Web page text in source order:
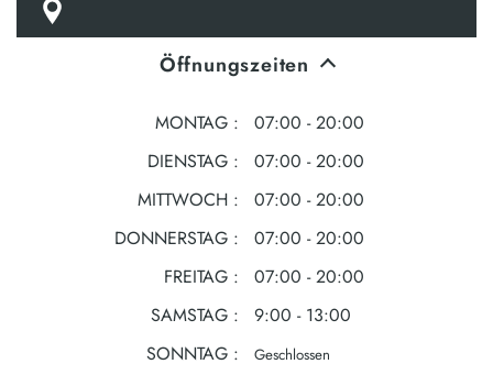
Öffnungszeiten
MONTAG
07:00 - 20:00
DIENSTAG
07:00 - 20:00
MITTWOCH
07:00 - 20:00
DONNERSTAG
07:00 - 20:00
FREITAG
07:00 - 20:00
SAMSTAG
9:00 - 13:00
SONNTAG
Geschlossen